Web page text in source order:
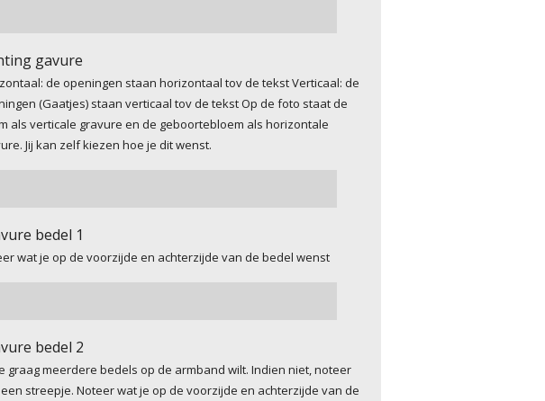
gavure
de openingen staan horizontaal tov de tekst Verticaal: de
(Gaatjes) staan verticaal tov de tekst Op de foto staat de
als verticale gravure en de geboortebloem als horizontale
Jij kan zelf kiezen hoe je dit wenst.
bedel 1
wat je op de voorzijde en achterzijde van de bedel wenst
bedel 2
graag meerdere bedels op de armband wilt. Indien niet, noteer
streepje. Noteer wat je op de voorzijde en achterzijde van de